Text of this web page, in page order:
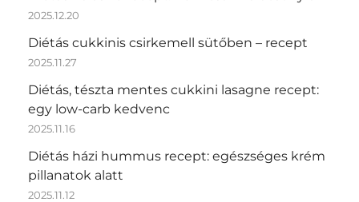
2025.12.20
Diétás cukkinis csirkemell sütőben – recept
2025.11.27
Diétás, tészta mentes cukkini lasagne recept:
egy low-carb kedvenc
2025.11.16
Diétás házi hummus recept: egészséges krém
pillanatok alatt
2025.11.12